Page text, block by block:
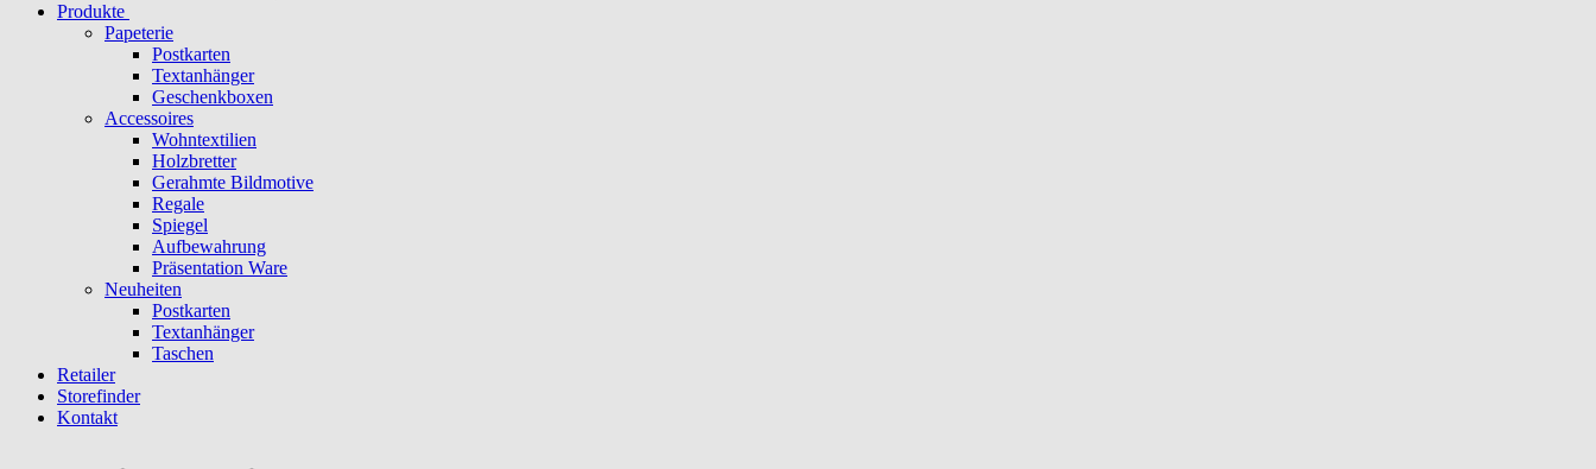
Produkte
Papeterie
Postkarten
Textanhänger
Geschenkboxen
Accessoires
Wohntextilien
Holzbretter
Gerahmte Bildmotive
Regale
Spiegel
Aufbewahrung
Präsentation Ware
Neuheiten
Postkarten
Textanhänger
Taschen
Retailer
Storefinder
Kontakt